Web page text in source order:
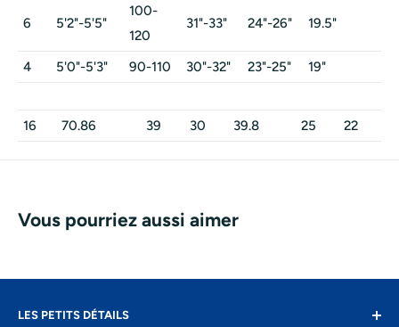
6 5'2"-5'5"
100-
120
31"-33" 24"-26" 19.5"
4 5'0"-5'3" 90-110 30"-32" 23"-25" 19"
16 70.86 39 30 39.8 25 22
Vous pourriez aussi aimer
LES PETITS DÉTAILS